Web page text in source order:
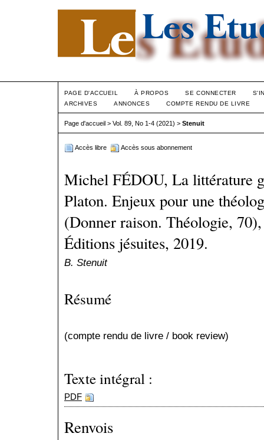
PAGE D'ACCUEIL À PROPOS SE CONNECTER
ARCHIVES
ANNONCES COMPTE RENDU DE LIVRE
Page d'accueil > Vol. 89, No 1-4 (2021) > Stenuit
Accès libre Accès sous abonnement
Michel FÉDOU, La littérature
Platon. Enjeux pour une
(Donner raison. Théologie,
Éditions jésuites, 2019.
B. Stenuit
Résumé
(compte rendu de livre / book review)
Texte intégral :
PDF
Renvois